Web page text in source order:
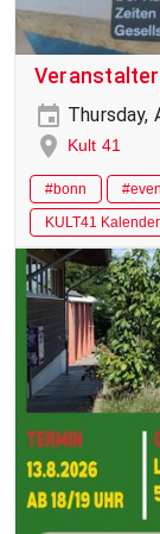
Thursday,
Kult 41
#bonn
KULT41 Kalender